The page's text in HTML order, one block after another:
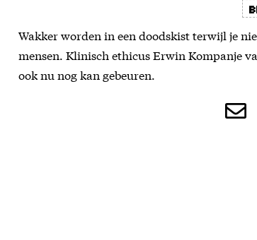
Wakker worden in een doodskist terwijl je
mensen. Klinisch ethicus Erwin Kompanje
ook nu nog kan gebeuren.